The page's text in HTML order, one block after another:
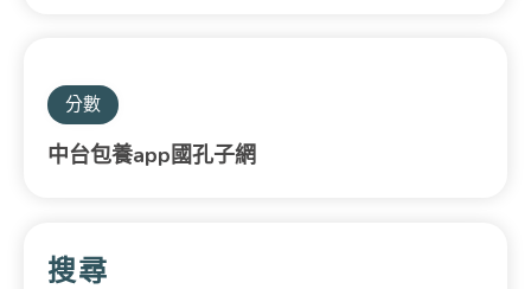
分數
中台包養app國孔子網
搜尋